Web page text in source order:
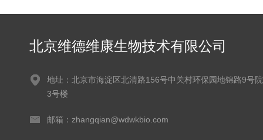
北京维德维康生物技术有限公司
地址：北京市海淀区北清路156号中关村环保园地锦路9号院
3号楼
邮箱：zhangqian@wdwkbio.com